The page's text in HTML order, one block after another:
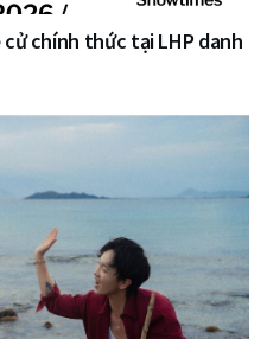
cử chính thức tại LHP danh